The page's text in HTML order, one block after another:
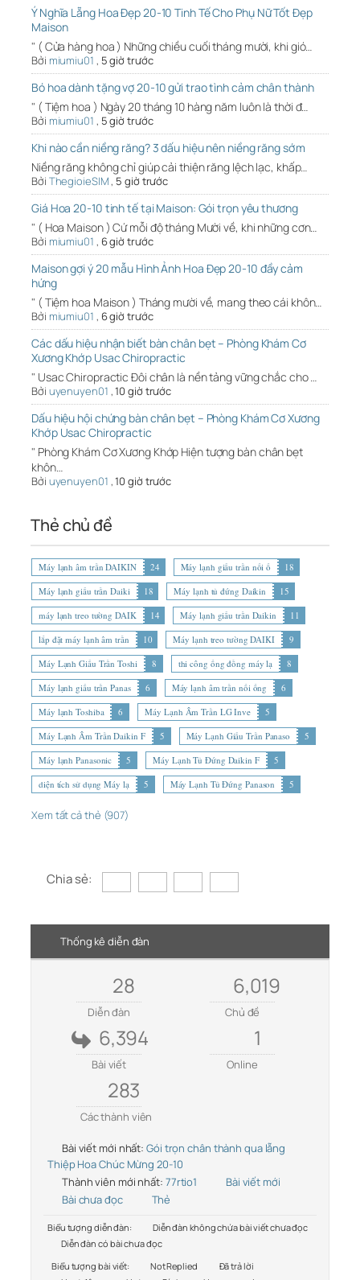
Ý Nghĩa Lẵng Hoa Đẹp 20-10 Tinh Tế Cho Phụ Nữ Tốt Đẹp
Maison
" ( Cửa hàng hoa ) Những chiều cuối tháng mười, khi gió…
Bởi miumiu01 , 5 giờ trước
Bó hoa dành tặng vợ 20-10 gửi trao tình cảm chân thành
" ( Tiệm hoa ) Ngày 20 tháng 10 hàng năm luôn là thời đ…
Bởi miumiu01 , 5 giờ trước
Khi nào cần niềng răng? 3 dấu hiệu nên niềng răng sớm
Niềng răng không chỉ giúp cải thiện răng lệch lạc, khấp…
Bởi ThegioieSIM, 5 giờ trước
Giá Hoa 20-10 tinh tế tại Maison: Gói trọn yêu thương
" ( Hoa Maison ) Cứ mỗi độ tháng Mười về, khi những cơn…
Bởi miumiu01 , 6 giờ trước
Maison gợi ý 20 mẫu Hình Ảnh Hoa Đẹp 20-10 đầy cảm
hứng
" ( Tiệm hoa Maison ) Tháng mười về, mang theo cái khôn…
Bởi miumiu01 , 6 giờ trước
Các dấu hiệu nhận biết bàn chân bẹt – Phòng Khám Cơ
Xương Khớp Usac Chiropractic
" Usac Chiropractic Đôi chân là nền tảng vững chắc cho …
Bởi uyenuyen01 ,10 giờ trước
Dấu hiệu hội chứng bàn chân bẹt – Phòng Khám Cơ Xương
Khớp Usac Chiropractic
" Phòng Khám Cơ Xương Khớp Hiện tượng bàn chân bẹt
khôn…
Bởi uyenuyen01 ,10 giờ trước
Thẻ chủ đề
Máy lạnh âm trần DAIKIN 24 Máy lạnh giấu trần nối ố
18
Máy lạnh giấu trần Daiki
18 Máy lạnh tủ đứng Daikin
15
máy lạnh treo tường DAIK
14 Máy lạnh giấu trần Daikin
11
lắp đặt máy lạnh âm trần
10 Máy lạnh treo tường DAIKI
9
Máy Lạnh Giấu Trần Toshi
8 thi công ống đồng máy lạ
8
Máy lạnh giấu trần Panas
6 Máy lạnh âm trần nối ống
6
Máy lạnh Toshiba
6 Máy Lạnh Âm Trần LG Inve
5
Máy Lạnh Âm Trần Daikin F
5 Máy Lạnh Giấu Trần Panaso
5
Máy lạnh Panasonic
5 Máy Lạnh Tủ Đứng Daikin F
5
diện tích sử dụng Máy lạ
5 Máy Lạnh Tủ Đứng Panason 5
Xem tất cả thẻ (907)
Chia sẻ:
Thống kê diễn đàn
28
Diễn đàn
6,019
Chủ đề
6,394
Bài viết
1
Online
283
Các thành viên
Bài viết mới nhất: Gói trọn chân thành qua lẵng
Thiệp Hoa Chúc Mừng 20-10
Thành viên mới nhất: 77rtio1
Bài viết mới
Bài chưa đọc
Thẻ
Biểu tượng diễn đàn:
Diễn đàn không chứa bài viết chưa đọc
Diễn đàn có bài chưa đọc
Biểu tượng bài viết:
Not Replied
Đã trả lời